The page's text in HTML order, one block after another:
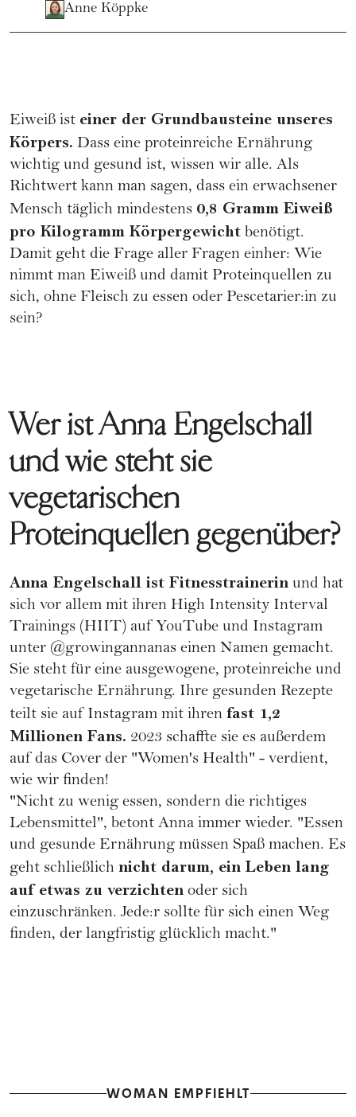
Anne Köppke
Eiweiß ist einer der Grundbausteine unseres
Körpers. Dass eine proteinreiche Ernährung
wichtig und gesund ist, wissen wir alle. Als
Richtwert kann man sagen, dass ein erwachsener
Mensch täglich mindestens 0,8 Gramm Eiweiß
pro Kilogramm Körpergewicht benötigt.
Damit geht die Frage aller Fragen einher: Wie
nimmt man Eiweiß und damit Proteinquellen zu
sich, ohne Fleisch zu essen oder Pescetarier:in zu
sein?
Wer ist Anna Engelschall
und wie steht sie
vegetarischen
Proteinquellen gegenüber?
Anna Engelschall ist Fitnesstrainerin und hat
sich vor allem mit ihren High Intensity Interval
Trainings (HIIT) auf YouTube und Instagram
unter @growingannanas einen Namen gemacht.
Sie steht für eine ausgewogene, proteinreiche und
vegetarische Ernährung. Ihre gesunden Rezepte
teilt sie auf Instagram mit ihren fast 1,2
Millionen Fans. 2023 schaffte sie es außerdem
auf das Cover der "Women's Health" - verdient,
wie wir finden!
"Nicht zu wenig essen, sondern die richtiges
Lebensmittel", betont Anna immer wieder. "Essen
und gesunde Ernährung müssen Spaß machen. Es
geht schließlich nicht darum, ein Leben lang
auf etwas zu verzichten oder sich
einzuschränken. Jede:r sollte für sich einen Weg
finden, der langfristig glücklich macht."
WOMAN EMPFIEHLT